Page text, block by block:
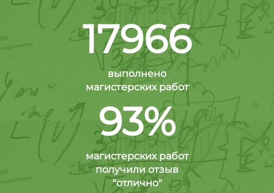
17966
выполнено
магистерских работ
93%
магистерских работ
получили отзыв
"отлично"